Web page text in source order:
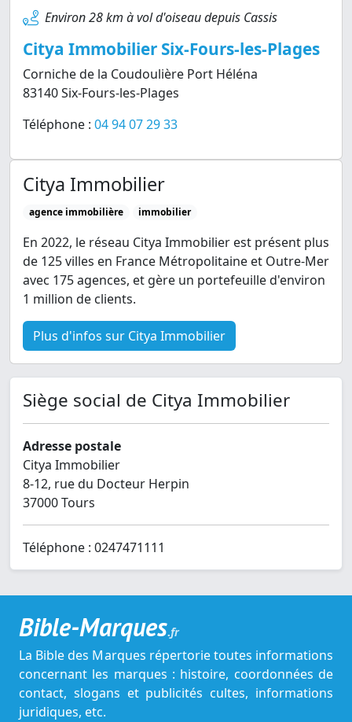
Environ 28 km à vol d'oiseau depuis Cassis
Citya Immobilier Six-Fours-les-Plages
Corniche de la Coudoulière Port Héléna
83140 Six-Fours-les-Plages
Téléphone : 04 94 07 29 33
Citya Immobilier
agence immobilière immobilier
En 2022, le réseau Citya Immobilier est présent plus
de 125 villes en France Métropolitaine et Outre-Mer
avec 175 agences, et gère un portefeuille d'environ
1 million de clients.
Plus d'infos sur Citya Immobilier
Siège social de Citya Immobilier
Adresse postale
Citya Immobilier
8-12, rue du Docteur Herpin
37000 Tours
Téléphone : 0247471111
Bible-Marques.fr
La Bible des Marques répertorie toutes informations
concernant les marques : histoire, coordonnées de
contact, slogans et publicités cultes, informations
juridiques, etc.